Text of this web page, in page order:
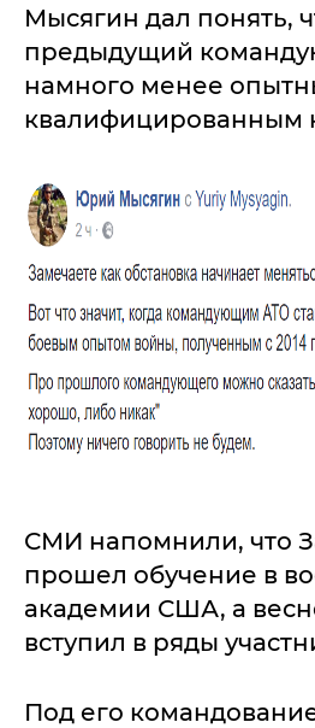
Мысягин дал понять,
предыдущий
намного менее
квалифицированным
СМИ напомнили, что
прошел обучение в
академии США, а
вступил в ряды
Под его